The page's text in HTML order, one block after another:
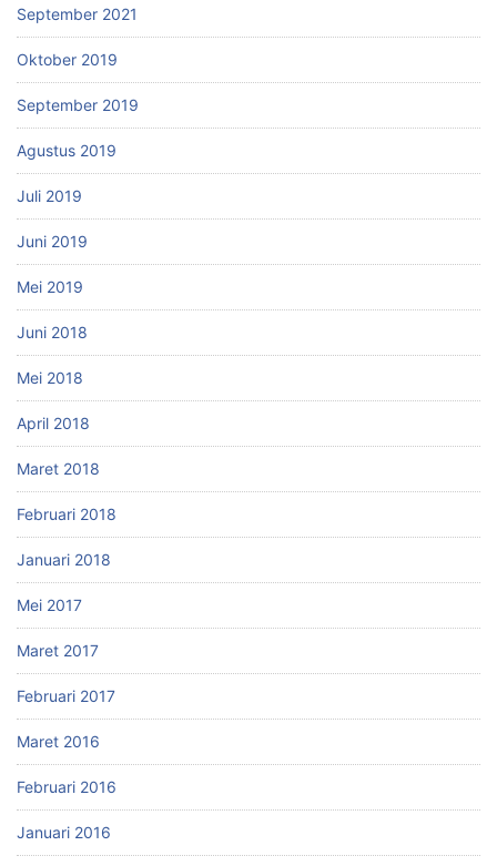
September 2021
Oktober 2019
September 2019
Agustus 2019
Juli 2019
Juni 2019
Mei 2019
Juni 2018
Mei 2018
April 2018
Maret 2018
Februari 2018
Januari 2018
Mei 2017
Maret 2017
Februari 2017
Maret 2016
Februari 2016
Januari 2016